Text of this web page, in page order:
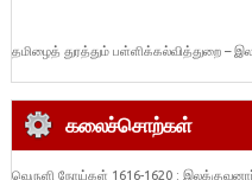
தமிழைத் துரத்தும் பள்ளிக்கல்வித்துறை –
கலைச்சொற்கள்
வெருளி நோய்கள் 1616-1620 :